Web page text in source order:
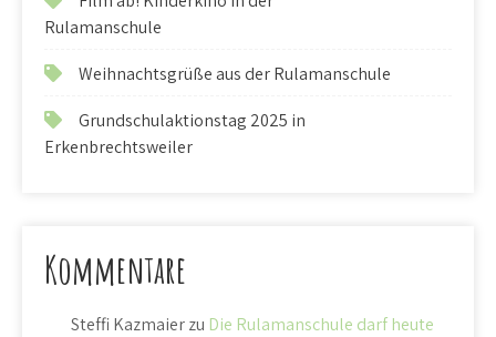
Rulamanschule
Weihnachtsgrüße aus der Rulamanschule
Grundschulaktionstag 2025 in
Erkenbrechtsweiler
Kommentare
Steffi Kazmaierzu Die Rulamanschule darf heute